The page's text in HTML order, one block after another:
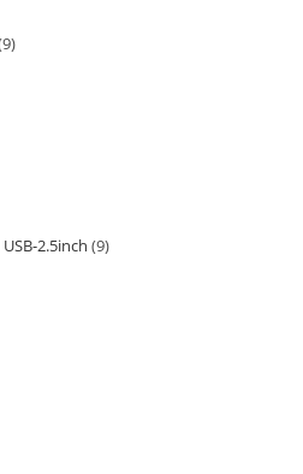
9
USB-2.5inch 9